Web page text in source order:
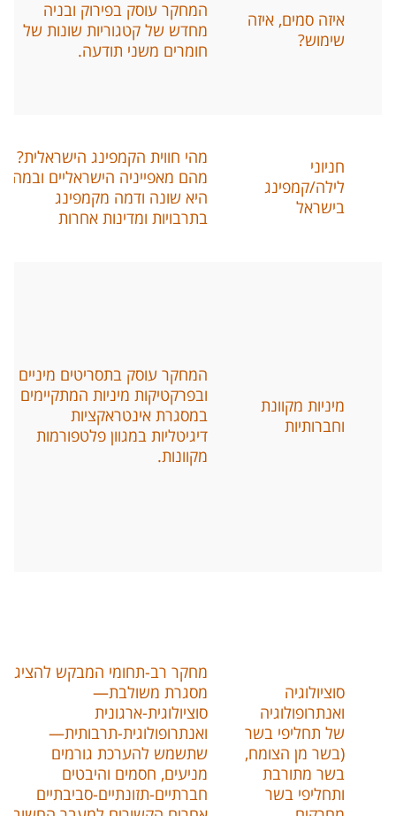
איזה סמים, איזה
שימוש?
המחקר עוסק בפירוק ובניה
מחדש של קטגוריות שונות של
חומרים משני תודעה.
חניוני
לילה/קמפינג
בישראל
מהי חווית הקמפינג הישראלית?
מהם מאפייניה הישראליים ובמה
היא שונה ודמה מקמפינג
בתרבויות ומדינות אחרות
מיניות מקוונת
וחברותיות
המחקר עוסק בתסריטים מיניים
ובפרקטיקות מיניות המתקיימים
במסגרת אינטראקציות
דיגיטליות במגוון פלטפורמות
מקוונות.
סוציולוגיה
ואנתרופולוגיה
של תחליפי בשר
(בשר מן הצומח,
בשר מתורבת
ותחליפי בשר
מחקר רב-תחומי המבקש להציג
מסגרת משולבת—
סוציולוגית-ארגונית
ואנתרופולוגית-תרבותית—
שתשמש להערכת גורמים
מניעים, חסמים והיבטים
חברתיים-תזונתיים-סביבתיים